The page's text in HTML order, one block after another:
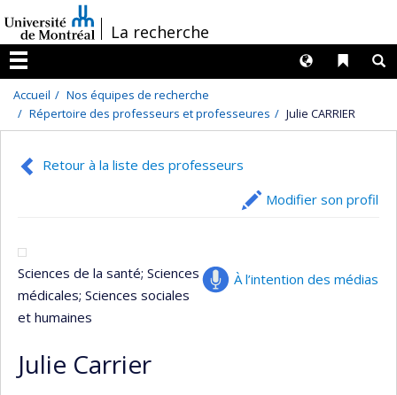
au
contenu
/La recherche
Menu
Liens
Langues
Accueil
Nos équipes de recherche
Répertoire des professeurs et professeures
Julie CARRIER
Retour à la liste des professeurs
Modifier son profil
À l’intention des médias
Sciences de la santé; Sciences
médicales; Sciences sociales
et humaines
Julie Carrier